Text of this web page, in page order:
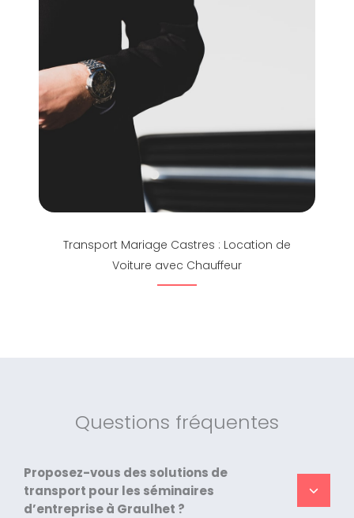
Transport Mariage Castres : Location de
Voiture avec Chauffeur
Questions fréquentes
Proposez-vous des solutions de
transport pour les séminaires
d’entreprise à Graulhet ?